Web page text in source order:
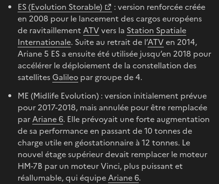
ES (Evolution Storable)
: version renforcée créée
en 2008 pour le lancement des cargos européens
de ravitaillement ATVvers la Station Spatiale
Internationale. Suite au retrait de l’ATVen 2014,
Ariane 5 ES a ensuite été utilisée jusqu’en 2018 pour
accélérer le déploiement de la constellation des
satellites Galileo par groupe de 4.
ME (Midlife Evolution) : version initialement prévue
pour 2017-2018, mais annulée pour être remplacée
parAriane 6. Elle prévoyait une forte augmentation
de sa performance en passant de 10 tonnes de
charge utile en géostationnaire à 12 tonnes. Le
nouvel étage supérieur devait remplacer le moteur
HM-7B par un moteur Vinci, plus puissant et
réallumable, qui équipeAriane 6.